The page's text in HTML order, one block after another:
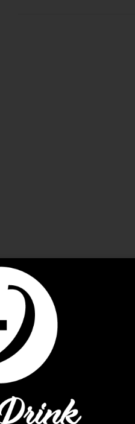
COMPLÉMENTAIRES
subtilement
twist à vos Grogs ou